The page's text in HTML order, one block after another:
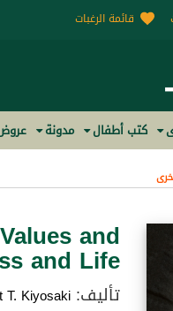
قائمة الرغبات
كتب أطفال مدونة
and
and Life
تأليف: T. Kiyosaki